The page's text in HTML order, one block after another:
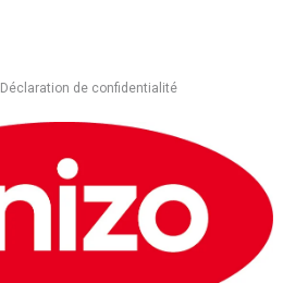
Déclaration de confidentialité